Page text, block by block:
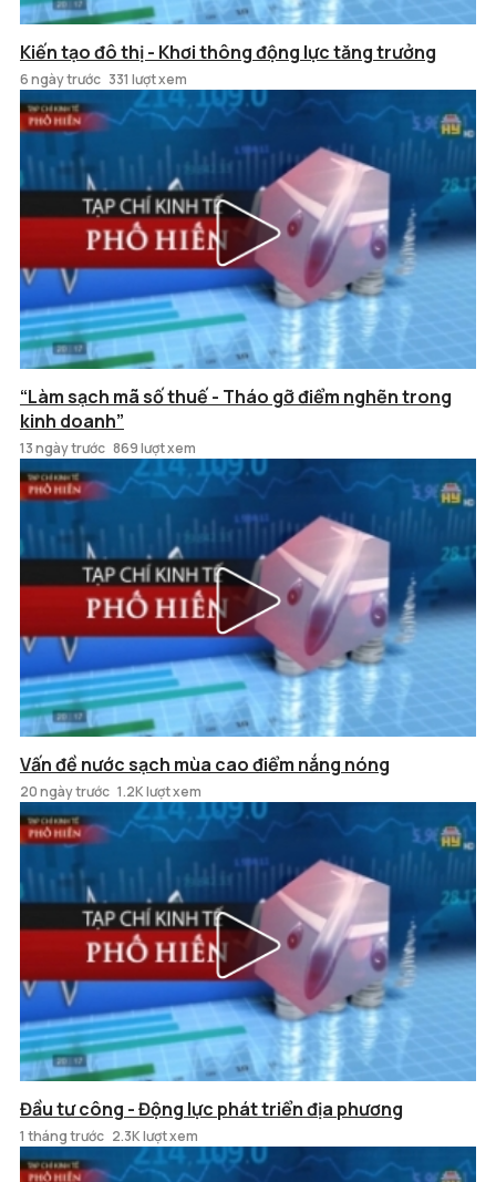
Kiến tạo đô thị - Khơi thông động lực tăng trưởng
6 ngày trước 331 lượt xem
“Làm sạch mã số thuế - Tháo gỡ điểm nghẽn trong
kinh doanh”
13 ngày trước 869 lượt xem
Vấn đề nước sạch mùa cao điểm nắng nóng
20 ngày trước 1.2K lượt xem
Đầu tư công - Động lực phát triển địa phương
1 tháng trước 2.3K lượt xem